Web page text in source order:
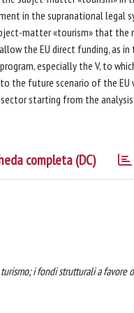
in the supranational
matter «tourism» that the
the EU direct funding, as
especially the V, to
the future scenario of the
starting from the
completa (DC)
i fondi strutturali a favore